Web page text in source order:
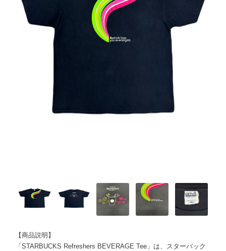
【商品説明】
「STARBUCKS Refreshers BEVERAGE Tee」は、スターバック